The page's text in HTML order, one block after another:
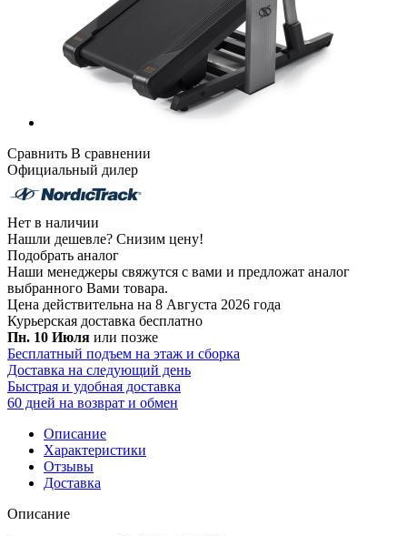
Сравнить В сравнении
Официальный дилер
Нет в наличии
Нашли дешевле? Снизим цену!
Подобрать аналог
Наши менеджеры свяжутся с вами и предложат аналог
выбранного Вами товара.
Цена действительна на 8 Августа 2026 года
Курьерская доставка бесплатно
Пн. 10 Июля или позже
Бесплатный подъем на этаж и сборка
Доставка на следующий день
Быстрая и удобная доставка
60 дней на возврат и обмен
Описание
Характеристики
Отзывы
Доставка
Описание